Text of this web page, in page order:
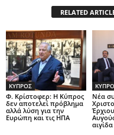
RELATED
ΚΥΠΡΟΣ
Φ. Κρίστοφερ: Η Κύπρος
δεν αποτελεί πρόβλημα
αλλά λύση για την
Ευρώπη και τις ΗΠΑ
Νέα